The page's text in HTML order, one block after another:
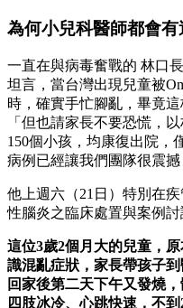
為何小兒科醫師都會有
一直在與病毒奮戰的 林口
坦言，當台灣出現兒童被
時，確實手忙腳亂，畢竟
「但也請家長不要恐慌，
150個小孩，均康復出院，
病例已經讓我們團隊很震撼
他上週六（21日）特別在
性腦炎之臨床處置與案例
這位3歲2個月大的兒童，
識混亂症狀，家長帶孩子
回家後第二天下午又發燒
四肢冰冷、心跳快速，不